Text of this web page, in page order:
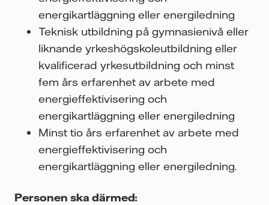
energikartläggning eller energiledning
Teknisk utbildning på gymnasienivå eller
liknande yrkeshögskoleutbildning eller
kvalificerad yrkesutbildning och minst
fem års erfarenhet av arbete med
energieffektivisering och
energikartläggning eller energiledning
Minst tio års erfarenhet av arbete med
energieffektivisering och
energikartläggning eller energiledning.
Personen ska därmed: